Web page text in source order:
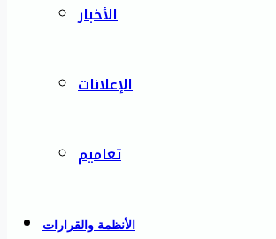
الأخبار
الإعلانات
تعاميم
الأنظمة والقرارات